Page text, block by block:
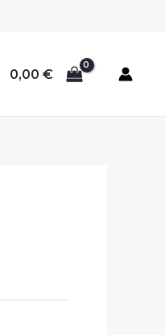
0,00 €